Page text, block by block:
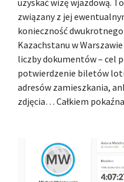
związany z jej
konieczność
Kazachstanu w
liczby dokumentów – cel
potwierdzenie biletów
adresów zamieszkania,
zdjęcia… Całkiem